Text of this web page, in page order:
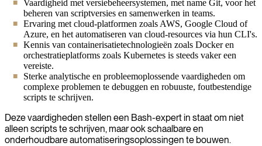
Vaardigheid met versiebeheersystemen, met name Git, voor het
beheren van scriptversies en samenwerken in teams.
Ervaring met cloud-platformen zoals AWS, Google Cloud of
Azure, en het automatiseren van cloud-resources via hun CLI's.
Kennis van containerisatietechnologieën zoals Docker en
orchestratieplatforms zoals Kubernetes is steeds vaker een
vereiste.
Sterke analytische en probleemoplossende vaardigheden om
complexe problemen te debuggen en robuuste, foutbestendige
scripts te schrijven.
Deze vaardigheden stellen een Bash-expert in staat om niet
alleen scripts te schrijven, maar ook schaalbare en
onderhoudbare automatiseringsoplossingen te bouwen.